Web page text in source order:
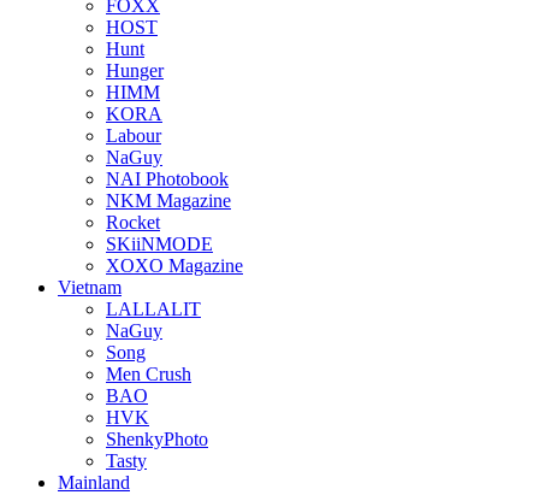
FOXX
HOST
Hunt
Hunger
HIMM
KORA
Labour
NaGuy
NAI Photobook
NKM Magazine
Rocket
SKiiNMODE
XOXO Magazine
Vietnam
LALLALIT
NaGuy
Song
Men Crush
BAO
HVK
ShenkyPhoto
Tasty
Mainland